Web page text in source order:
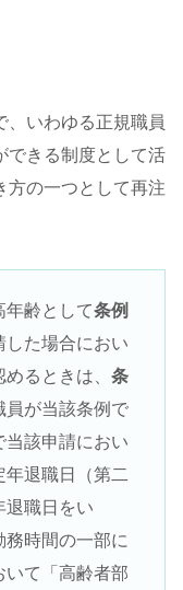
いわゆる正規職員
できる制度として活
方の一つとして再注
齢として条例
した場合におい
るときは、 条
員が当該条例で
当該申請におい
退職日（第二
退職日をい
務時間の一部に
いて「高齢者部